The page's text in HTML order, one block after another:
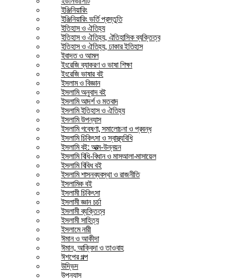
ইঞ্জিনিয়ারিং
ইঞ্জিনিয়ারিং ভর্তি প্রস্তুতি
ইতিহাস ও ঐতিহ্য
ইতিহাস ও ঐতিহ্য, ঐতিহাসিক ব্যক্তিত্ব
ইতিহাস ও ঐতিহ্য, ঢাকার ইতিহাস
ইবাদত ও আমল
ইংরেজি ব্যাকরণ ও ভাষা শিক্ষা
ইংরেজি ভাষার বই
ইসলাম ও বিজ্ঞান
ইসলামি অনুবাদ বই
ইসলামি আদর্শ ও মতবাদ
ইসলামি ইতিহাস ও ঐতিহ্য
ইসলামি উপন্যাস
ইসলামি গবেষণা, সমালোচনা ও প্রবন্ধ
ইসলামি চিকিৎসা ও স্বাস্থ্যবিধি
ইসলামি বই: আত্ম-উন্নয়ন
ইসলামি বিধি-বিধান ও মাসআলা-মাসায়েল
ইসলামি বিবিধ বই
ইসলামি শাসনব্যবস্থা ও রাজনীতি
ইসলামিক বই
ইসলামী চিকিৎসা
ইসলামী জ্ঞান চর্চা
ইসলামী ব্যক্তিত্ব
ইসলামী সাহিত্য
ইসলামে নারী
ঈমান ও আকীদা
ঈমান, আক্বিদা ও তাওবাহ
ঈশপের গল্প
উদ্ভিদ
উপন্যাস